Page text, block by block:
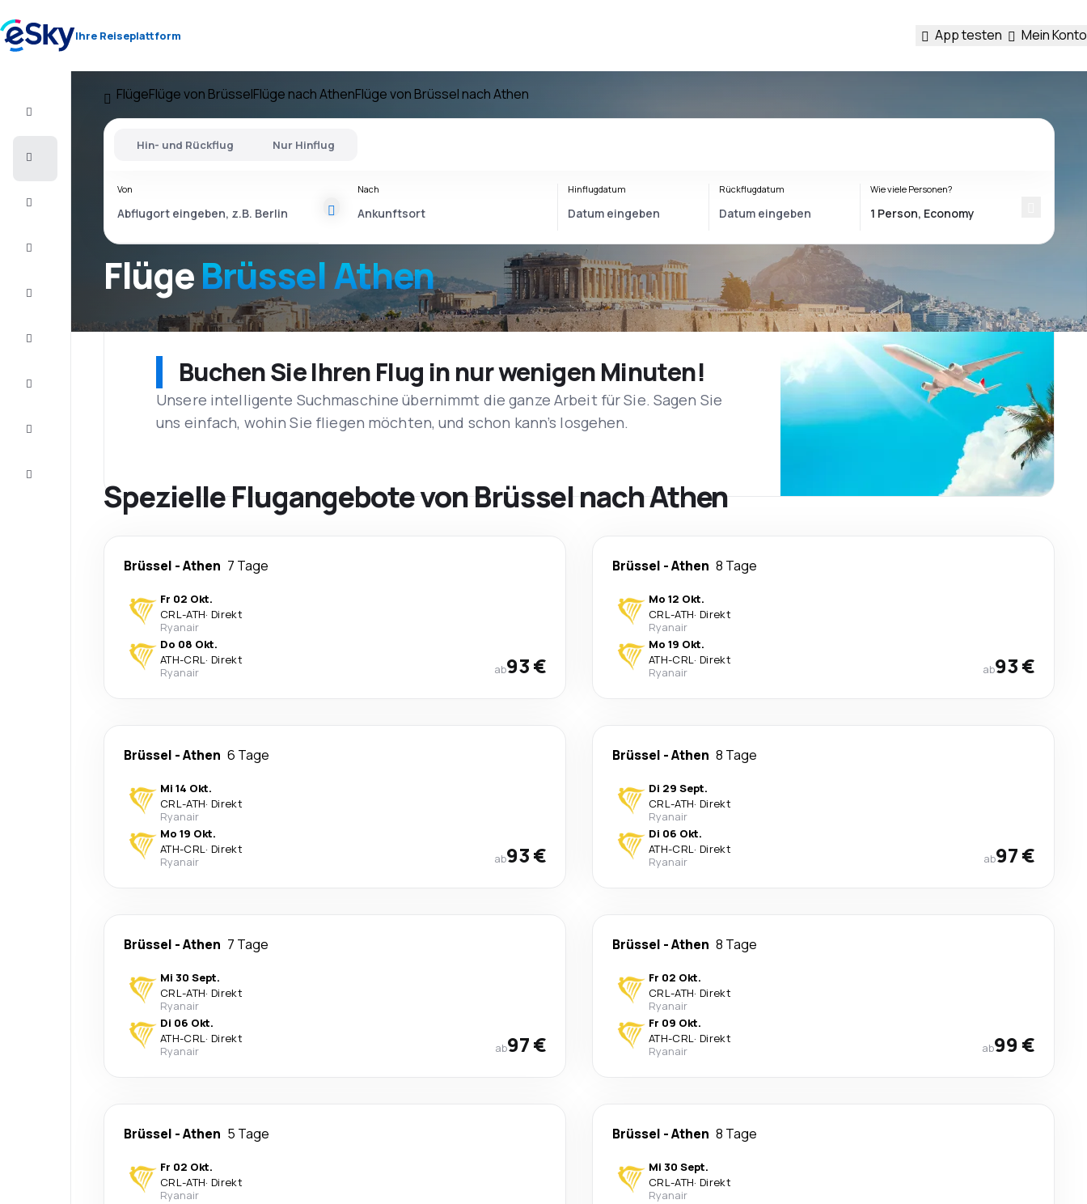
Ihre Reiseplattform App testen Mein Konto
FlügeFlüge von BrüsselFlüge nach AthenFlüge von Brüssel nach Athen
FlügeBrüssel Athen
Hin- und Rückflug Nur Hinflug
Von Nach Hinflugdatum Rückflugdatum Wie viele Personen?
Buchen Sie Ihren Flug in nur wenigen Minuten!
Unsere intelligente Suchmaschine übernimmt die ganze Arbeit für Sie. Sagen Sie
uns einfach, wohin Sie fliegen möchten, und schon kann’s losgehen.
Spezielle Flugangebote von Brüssel nach Athen
Brüssel -Athen 7 Tage
Fr 02 Okt.
CRL-ATH· Direkt
Ryanair
Do 08 Okt.
ATH-CRL· Direkt
Ryanair
ab93 €
Brüssel -Athen 8 Tage
Mo 12 Okt.
CRL-ATH· Direkt
Ryanair
Mo 19 Okt.
ATH-CRL· Direkt
Ryanair
ab93 €
Brüssel -Athen 6 Tage
Mi 14 Okt.
CRL-ATH· Direkt
Ryanair
Mo 19 Okt.
ATH-CRL· Direkt
Ryanair
ab93 €
Brüssel -Athen 8 Tage
Di 29 Sept.
CRL-ATH· Direkt
Ryanair
Di 06 Okt.
ATH-CRL· Direkt
Ryanair
ab97 €
Brüssel -Athen 7 Tage
Mi 30 Sept.
CRL-ATH· Direkt
Ryanair
Di 06 Okt.
ATH-CRL· Direkt
Ryanair
ab97 €
Brüssel -Athen 8 Tage
Fr 02 Okt.
CRL-ATH· Direkt
Ryanair
Fr 09 Okt.
ATH-CRL· Direkt
Ryanair
ab99 €
Brüssel -Athen 5 Tage
Fr 02 Okt.
CRL-ATH· Direkt
Ryanair
Brüssel -Athen 8 Tage
Mi 30 Sept.
CRL-ATH· Direkt
Ryanair